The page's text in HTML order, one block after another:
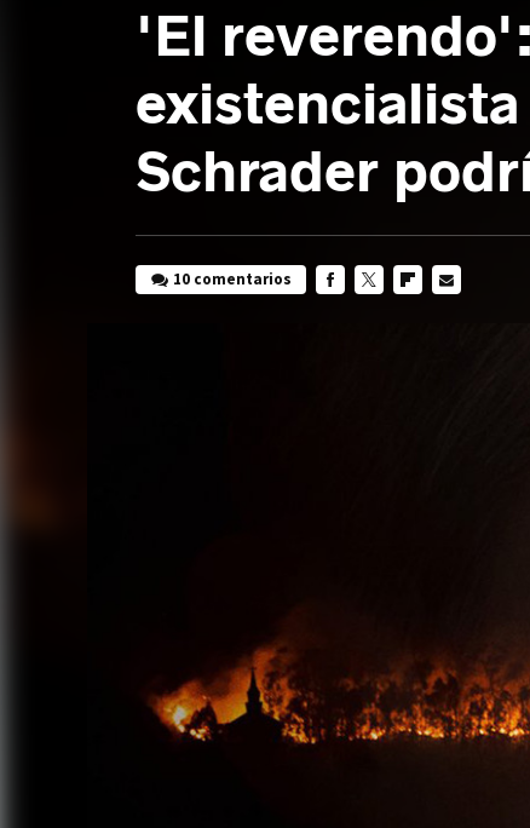
'El
Schrader
10 comentarios